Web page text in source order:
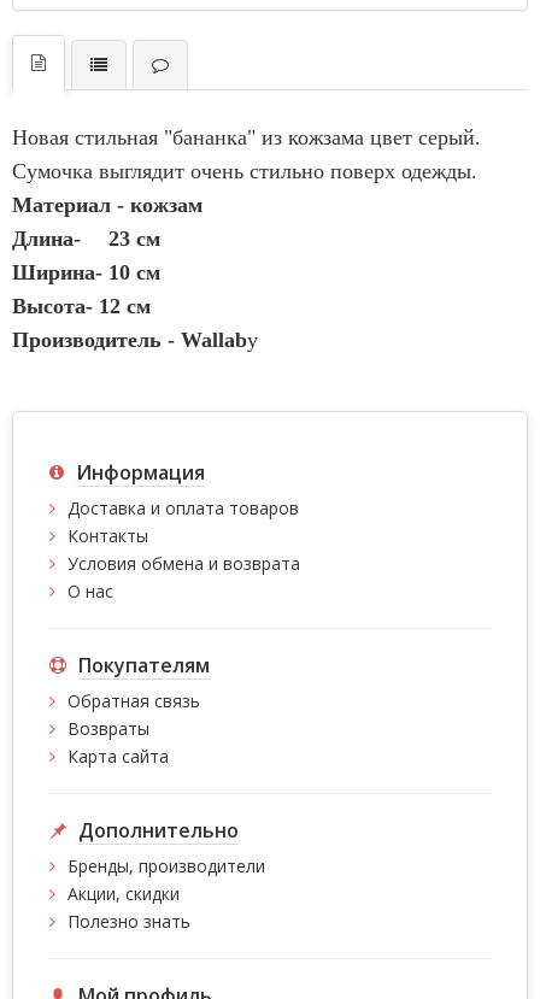
Новая стильная "бананка" из кожзама цвет серый.
Сумочка выглядит очень стильно поверх одежды.
Материал - кожзам
Длина-
23 см
Ширина- 10 см
Высота- 12 см
Производитель - Wallaby
Информация
Доставка и оплата товаров
Контакты
Условия обмена и возврата
О нас
Покупателям
Обратная связь
Возвраты
Карта сайта
Дополнительно
Бренды, производители
Акции, скидки
Полезно знать